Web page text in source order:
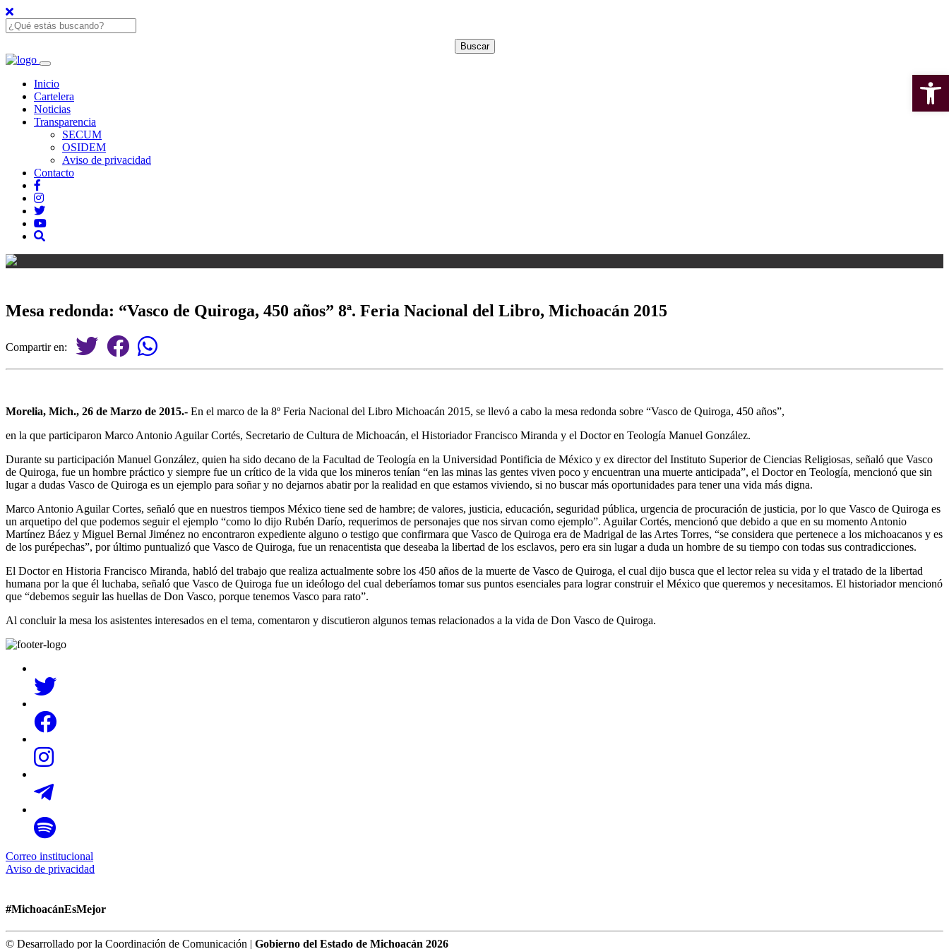
Inicio
Cartelera
Noticias
Transparencia
SECUM
OSIDEM
Aviso de privacidad
Contacto
Mesa redonda: “Vasco de Quiroga, 450 años” 8ª. Feria Nacional del Libro, Michoacán 2015
Compartir en:
Morelia, Mich., 26 de Marzo de 2015.- En el marco de la 8º Feria Nacional del Libro Michoacán 2015, se llevó a cabo la mesa redonda sobre “Vasco de Quiroga, 450 años”,
en la que participaron Marco Antonio Aguilar Cortés, Secretario de Cultura de Michoacán, el Historiador Francisco Miranda y el Doctor en Teología Manuel González.
Durante su participación Manuel González, quien ha sido decano de la Facultad de Teología en la Universidad Pontificia de México y ex director del Instituto Superior de Ciencias Religiosas, señaló que Vasco
de Quiroga, fue un hombre práctico y siempre fue un crítico de la vida que los mineros tenían “en las minas las gentes viven poco y encuentran una muerte anticipada”, el Doctor en Teología, mencionó que sin
lugar a dudas Vasco de Quiroga es un ejemplo para soñar y no dejarnos abatir por la realidad en que estamos viviendo, si no buscar más oportunidades para tener una vida más digna.
Marco Antonio Aguilar Cortes, señaló que en nuestros tiempos México tiene sed de hambre; de valores, justicia, educación, seguridad pública, urgencia de procuración de justicia, por lo que Vasco de Quiroga es
un arquetipo del que podemos seguir el ejemplo “como lo dijo Rubén Darío, requerimos de personajes que nos sirvan como ejemplo”. Aguilar Cortés, mencionó que debido a que en su momento Antonio
Martínez Báez y Miguel Bernal Jiménez no encontraron expediente alguno o testigo que confirmara que Vasco de Quiroga era de Madrigal de las Artes Torres, “se considera que pertenece a los michoacanos y es
de los purépechas”, por último puntualizó que Vasco de Quiroga, fue un renacentista que deseaba la libertad de los esclavos, pero era sin lugar a duda un hombre de su tiempo con todas sus contradicciones.
El Doctor en Historia Francisco Miranda, habló del trabajo que realiza actualmente sobre los 450 años de la muerte de Vasco de Quiroga, el cual dijo busca que el lector relea su vida y el tratado de la libertad
humana por la que él luchaba, señaló que Vasco de Quiroga fue un ideólogo del cual deberíamos tomar sus puntos esenciales para lograr construir el México que queremos y necesitamos. El historiador mencionó
que “debemos seguir las huellas de Don Vasco, porque tenemos Vasco para rato”.
Al concluir la mesa los asistentes interesados en el tema, comentaron y discutieron algunos temas relacionados a la vida de Don Vasco de Quiroga.
Correo institucional
Aviso de privacidad
#MichoacánEsMejor
© Desarrollado por la Coordinación de Comunicación | Gobierno del Estado de Michoacán 2026